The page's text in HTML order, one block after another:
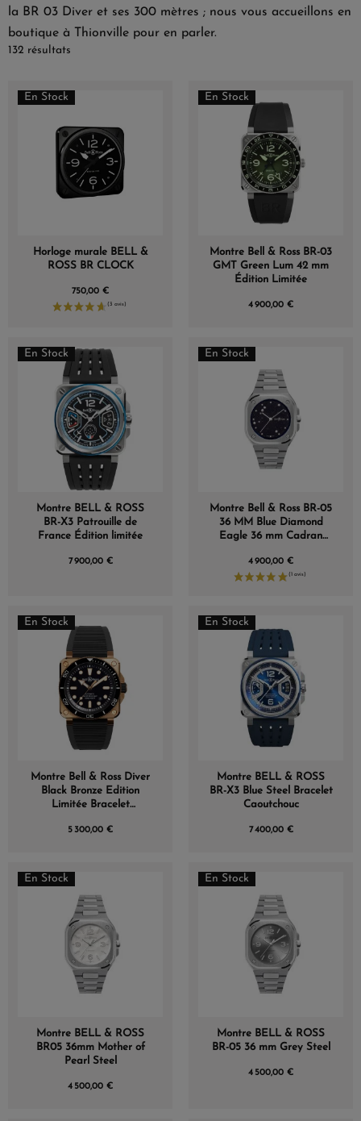
la BR 03 Diver et ses 300 mètres ; nous vous accueillons en
boutique à Thionville pour en parler.
132 résultats
En Stock
Horloge murale BELL &
ROSS BR CLOCK
750,00 €
En Stock
Montre Bell & Ross BR-03
GMT Green Lum 42 mm
Édition Limitée
4 900,00 €
En Stock
Montre BELL & ROSS
BR-X3 Patrouille de
France Édition limitée
7 900,00 €
En Stock
Montre Bell & Ross BR-05
36 MM Blue Diamond
Eagle 36 mm Cadran
4 900,00 €
En Stock
Montre Bell & Ross Diver
Black Bronze Edition
Limitée Bracelet
5 300,00 €
En Stock
Montre BELL & ROSS
BR-X3 Blue Steel Bracelet
Caoutchouc
7 400,00 €
En Stock
Montre BELL & ROSS
BR05 36mm Mother of
Pearl Steel
4 500,00 €
En Stock
Montre BELL & ROSS
BR-05 36 mm Grey Steel
4 500,00 €